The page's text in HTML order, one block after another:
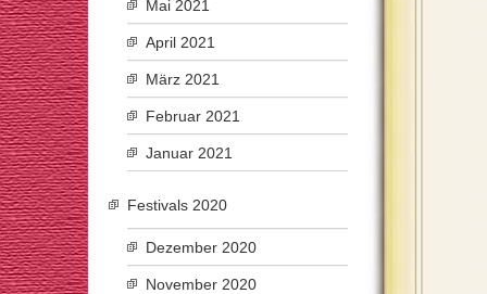
Mai 2021
April 2021
März 2021
Februar 2021
Januar 2021
Festivals 2020
Dezember 2020
November 2020